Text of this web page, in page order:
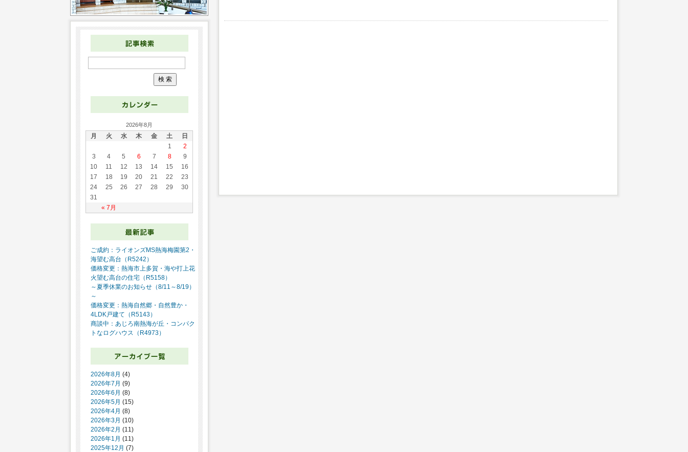
2026年8月
月 火 水 木 金 土 日
« 7月
1
2
3
4 5 6 7 8
9
10
11 12 13 14 15
16
17
18 19 20 21 22
23
24
25 26 27 28 29
30
31
ご成約：ライオンズMS熱海梅園第2・
海望む高台（R5242）
価格変更：熱海市上多賀・海や打上花
火望む高台の住宅（R5158）
～夏季休業のお知らせ（8/11～8/19）
～
価格変更：熱海自然郷・自然豊か・
4LDK戸建て（R5143）
商談中：あじろ南熱海が丘・コンパク
トなログハウス（R4973）
2026年8月 (4)
2026年7月 (9)
2026年6月 (8)
2026年5月 (15)
2026年4月 (8)
2026年3月 (10)
2026年2月 (11)
2026年1月 (11)
2025年12月 (7)